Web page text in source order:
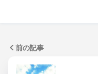
前の記事